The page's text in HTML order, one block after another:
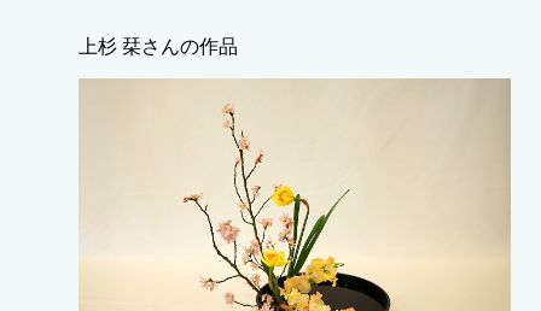
上杉 栞さんの作品